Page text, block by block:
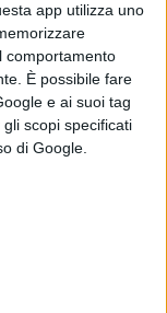
app utilizza uno
comportamento
È possibile fare
e ai suoi tag
scopi specificati
di Google.